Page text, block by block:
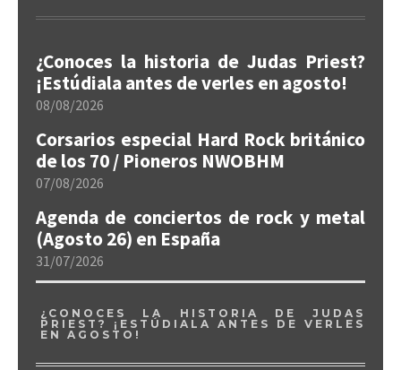
¿Conoces la historia de Judas Priest?
¡Estúdiala antes de verles en agosto!
08/08/2026
Corsarios especial Hard Rock británico
de los 70 / Pioneros NWOBHM
07/08/2026
Agenda de conciertos de rock y metal
(Agosto 26) en España
31/07/2026
¿CONOCES LA HISTORIA DE JUDAS
PRIEST? ¡ESTÚDIALA ANTES DE VERLES
EN AGOSTO!